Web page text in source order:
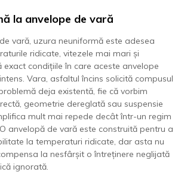
la anvelope de vară
vară, uzura neuniformă este adesea
ridicate, vitezele mai mari și
exact condițiile în care aceste anvelope
Vara, asfaltul încins solicită compusul
deja existentă, fie că vorbim
geometrie dereglată sau suspensie
mult mai repede decât într-un regim
anvelopă de vară este construită pentru a
la temperaturi ridicate, dar asta nu
la nesfârșit o întreținere neglijată
ignorată.